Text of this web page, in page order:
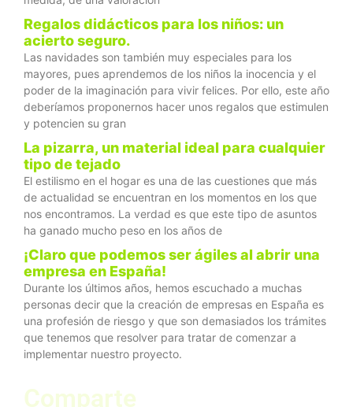
Regalos didácticos para los niños: un
acierto seguro.
Las navidades son también muy especiales para los
mayores, pues aprendemos de los niños la inocencia y el
poder de la imaginación para vivir felices. Por ello, este año
deberíamos proponernos hacer unos regalos que estimulen
y potencien su gran
La pizarra, un material ideal para cualquier
tipo de tejado
El estilismo en el hogar es una de las cuestiones que más
de actualidad se encuentran en los momentos en los que
nos encontramos. La verdad es que este tipo de asuntos
ha ganado mucho peso en los años de
¡Claro que podemos ser ágiles al abrir una
empresa en España!
Durante los últimos años, hemos escuchado a muchas
personas decir que la creación de empresas en España es
una profesión de riesgo y que son demasiados los trámites
que tenemos que resolver para tratar de comenzar a
implementar nuestro proyecto.
Comparte